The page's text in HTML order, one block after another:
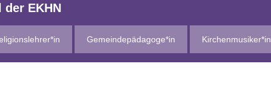
EKHN
Gemeindepädagoge*in Kirchenmusiker*in